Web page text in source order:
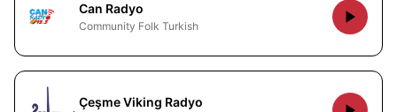
Can Radyo
Community Folk Turkish
Çeşme Viking Radyo